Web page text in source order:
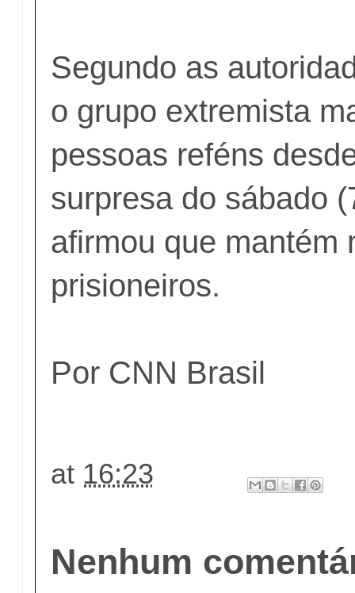
Segundo as
o grupo extremista
pessoas reféns
surpresa do sábado
afirmou que mantém
prisioneiros.
Por CNN Brasil
at 16:23
Nenhum